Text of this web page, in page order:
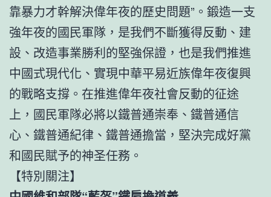
靠暴力才幹解決偉年夜的歷史問題”。鍛造一支
強年夜的國民軍隊，是我們不斷獲得反動、建
設、改造事業勝利的堅強保證，也是我們推進
中國式現代化、實現中華平易近族偉年夜復興
的戰略支撐。在推進偉年夜社會反動的征途
上，國民軍隊必將以鐵普通崇奉、鐵普通信
心、鐵普通紀律、鐵普通擔當，堅決完成好黨
和國民賦予的神圣任務。
【特別關注】